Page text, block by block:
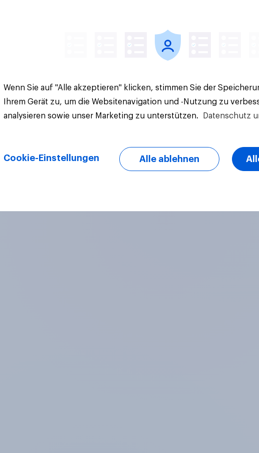
Wenn Sie auf "Alle akzeptieren" klicken, stimmen Sie der
Ihrem Gerät zu, um die Websitenavigation und -Nutzung zu
analysieren sowie unser Marketing zu unterstützen.
Datenschutz
Cookie-Einstellungen Alle ablehnen